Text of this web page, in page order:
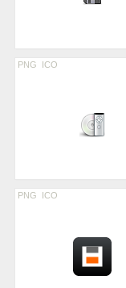
PNG ICO
PNG ICO